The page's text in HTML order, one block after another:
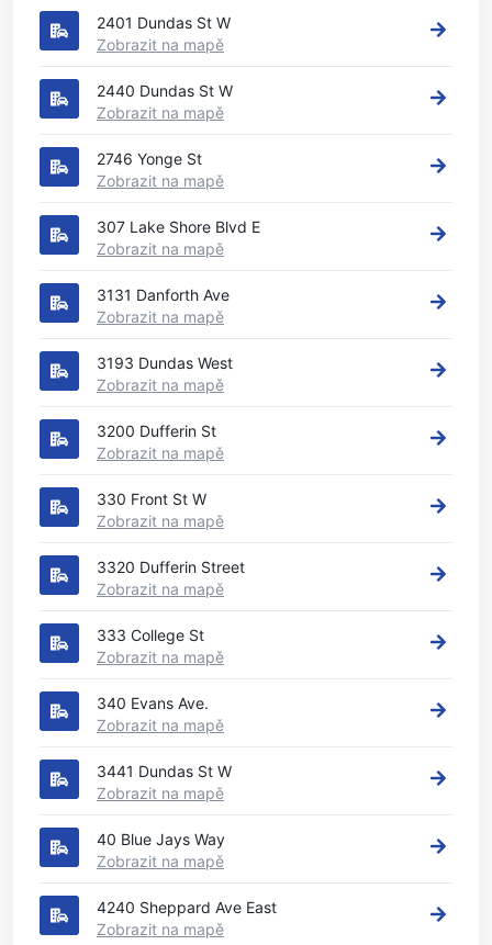
2401 Dundas St W
Zobrazit na mapě
2440 Dundas St W
Zobrazit na mapě
2746 Yonge St
Zobrazit na mapě
307 Lake Shore Blvd E
Zobrazit na mapě
3131 Danforth Ave
Zobrazit na mapě
3193 Dundas West
Zobrazit na mapě
3200 Dufferin St
Zobrazit na mapě
330 Front St W
Zobrazit na mapě
3320 Dufferin Street
Zobrazit na mapě
333 College St
Zobrazit na mapě
340 Evans Ave.
Zobrazit na mapě
3441 Dundas St W
Zobrazit na mapě
40 Blue Jays Way
Zobrazit na mapě
4240 Sheppard Ave East
Zobrazit na mapě